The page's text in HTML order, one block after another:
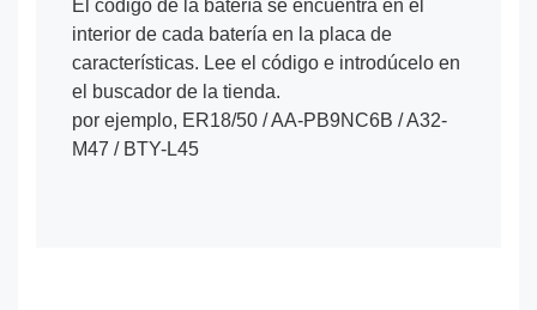
El código de la batería se encuentra en el
interior de cada batería en la placa de
características. Lee el código e introdúcelo en
el buscador de la tienda.
por ejemplo, ER18/50 / AA-PB9NC6B / A32-
M47 / BTY-L45